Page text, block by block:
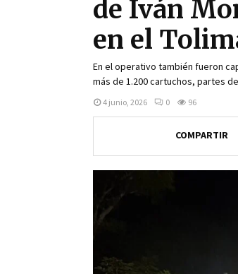
de Iván
en el
En el operativo también fueron
más de 1.200 cartuchos, partes
4 junio, 2026 0 96
COMPARTIR